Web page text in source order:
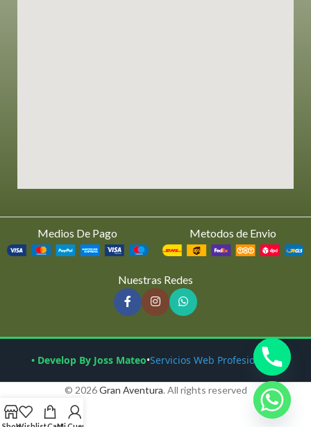
Medios De Pago Metodos de Envio
Nuestras Redes
• Develop By Joss Mateo•Servicios Web Profesionales
© 2026Gran Aventura. All rights reserved